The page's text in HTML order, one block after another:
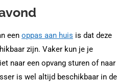
een oppas aan huis is dat deze
zijn. Vaker kun je je
naar een opvang sturen of naar
is wel altijd beschikbaar in de